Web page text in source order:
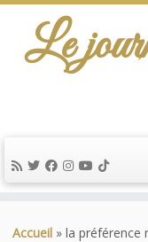
au
Le
Accueil » la préférence